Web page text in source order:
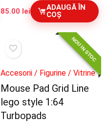
85.00 lei
ADAUGĂ ÎN
COȘ
NOU IN STOC
Accesorii / Figurine / Vitrine
Mouse Pad Grid Line
lego style 1:64
Turbopads